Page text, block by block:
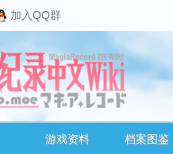
加入QQ群
游戏资料 档案图鉴